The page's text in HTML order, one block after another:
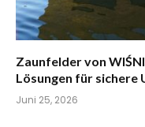
Zaunfelder von
Lösungen für sichere
Juni 25, 2026